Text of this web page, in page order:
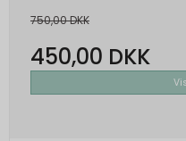
750,00 DKK
450,00 DKK